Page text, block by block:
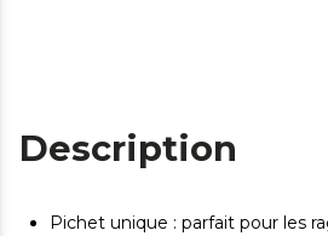
Description
Pichet unique : parfait pour les